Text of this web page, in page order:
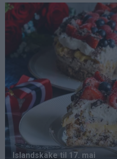
Hopp
hovedinnhold